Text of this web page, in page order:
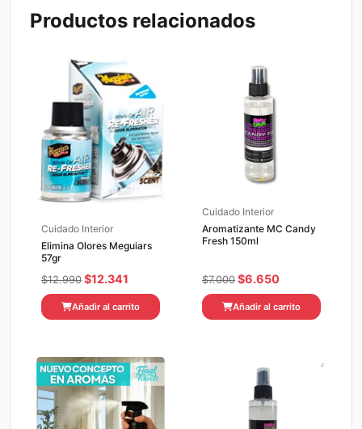
Productos relacionados
Cuidado Interior
Elimina Olores Meguiars
57gr
$12.990 El
precio
original
$12.341
precio
actual
Añadir al carrito
Cuidado Interior
Aromatizante MC Candy
Fresh 150ml
$7.000 El
precio
original
$6.650El
precio
actual
Añadir al carrito